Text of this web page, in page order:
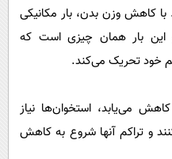
کاهش وزن بدن، بار مکانیکی
این بار همان چیزی است که
خود تحریک می‌کند.
می‌یابد، استخوان‌ها نیاز
و تراکم آنها شروع به کاهش